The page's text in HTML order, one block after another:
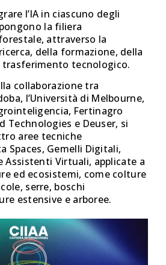
l’IA in ciascuno degli
la filiera
attraverso la
della formazione, della
trasferimento tecnologico.
collaborazione tra
l’Università di Melbourne,
Fertinagro
Technologies e Deuser, si
aree tecniche
Spaces, Gemelli Digitali,
Assistenti Virtuali, applicate a
ed ecosistemi, come colture
serre, boschi
estensive e arboree.